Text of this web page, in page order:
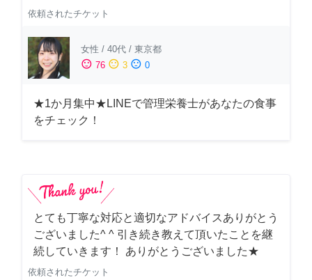
依頼されたチケット
女性 / 40代 / 東京都
sentiment_satisfied 76 sentiment_neutral 3 sentiment_dissatisfied 0
★1か月集中★LINEで管理栄養士があなたの食事
をチェック！
とても丁寧な対応と適切なアドバイスありがとう
ございました^ ^ 引き続き教えて頂いたことを継
続していきます！ ありがとうございました★
依頼されたチケット